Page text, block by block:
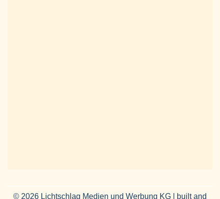
© 2026 Lichtschlag Medien und Werbung KG | built and